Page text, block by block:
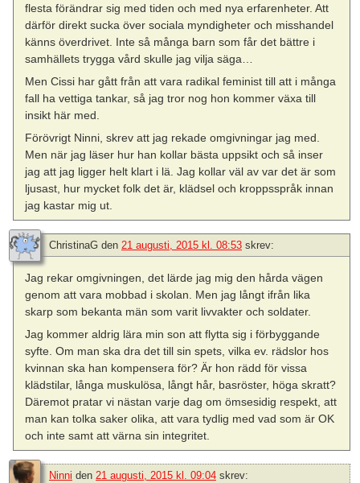
flesta förändrar sig med tiden och med nya erfarenheter. Att
därför direkt sucka över sociala myndigheter och misshandel
känns överdrivet. Inte så många barn som får det bättre i
samhällets trygga vård skulle jag vilja säga…
Men Cissi har gått från att vara radikal feminist till att i många
fall ha vettiga tankar, så jag tror nog hon kommer växa till
insikt här med.
Förövrigt Ninni, skrev att jag rekade omgivningar jag med.
Men när jag läser hur han kollar bästa uppsikt och så inser
jag att jag ligger helt klart i lä. Jag kollar väl av var det är som
ljusast, hur mycket folk det är, klädsel och kroppsspråk innan
jag kastar mig ut.
ChristinaG den 21 augusti, 2015 kl. 08:53 skrev:
Jag rekar omgivningen, det lärde jag mig den hårda vägen
genom att vara mobbad i skolan. Men jag långt ifrån lika
skarp som bekanta män som varit livvakter och soldater.
Jag kommer aldrig lära min son att flytta sig i förbyggande
syfte. Om man ska dra det till sin spets, vilka ev. rädslor hos
kvinnan ska han kompensera för? Är hon rädd för vissa
klädstilar, långa muskulösa, långt hår, basröster, höga skratt?
Däremot pratar vi nästan varje dag om ömsesidig respekt, att
man kan tolka saker olika, att vara tydlig med vad som är OK
och inte samt att värna sin integritet.
Ninni den 21 augusti, 2015 kl. 09:04 skrev: